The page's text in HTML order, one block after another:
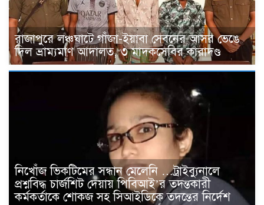
রাজাপুরে লঞ্চঘাটে গাঁজা-ইয়াবা সেবনের আসর ভেঙে
দিল ভ্রাম্যমাণ আদালত, ৩ মাদকসেবির কারাদণ্ড
নিখোঁজ ভিকটিমের সন্ধান মেলেনি …ট্রাইব্যুনালে
প্রশ্নবিদ্ধ চার্জশিট দেয়ায় পিবিআই’র তদন্তকারী
কর্মকর্তাকে শোকজ সহ সিআইডিকে তদন্তের নির্দেশ